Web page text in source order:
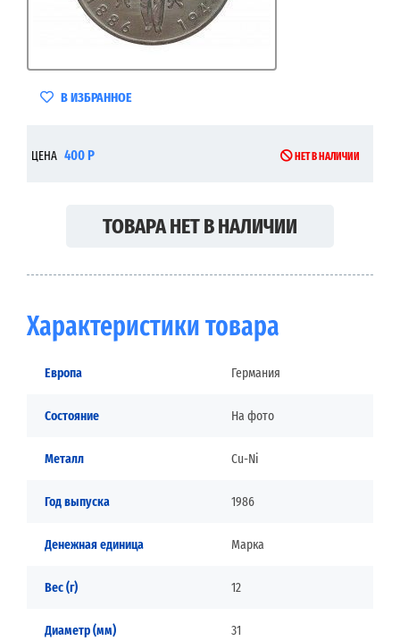
В ИЗБРАННОЕ
ЦЕНА 400 Р НЕТ В НАЛИЧИИ
ТОВАРА НЕТ В НАЛИЧИИ
Характеристики товара
Европа Германия
Состояние На фото
Металл Cu-Ni
Год выпуска 1986
Денежная единица Марка
Вес (г) 12
Диаметр (мм) 31